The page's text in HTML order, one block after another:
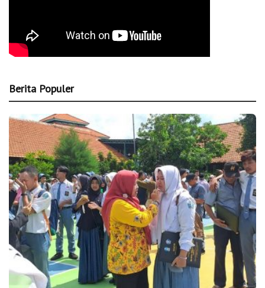
Berita Populer